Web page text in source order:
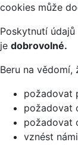
cookies může
Poskytnutí
je dobrovolné.
Beru na vědomí,
požadovat
požadovat
požadovat
vznést